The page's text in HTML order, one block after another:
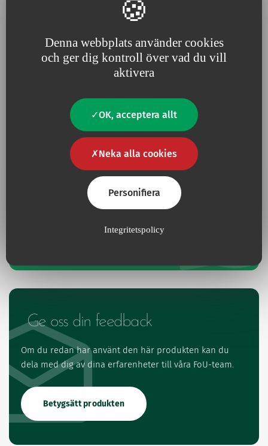
Denna webbplats använder cookies
och ger dig kontroll över vad du vill
aktivera
OK, acceptera allt
Neka alla cookies
Personifiera
Integritetspolicy
The key of the stopcock can only turn on 90°. If the key is
directed towards the male Luer-lock end, the stopcock is in
an open position; if the key is turned laterally by 90°, it is in a
closed position.
Maximum pressure resistance: 15 bar
Har du en fråga?
Kontakta oss
Ge oss din feedback
Om du redan har använt den här produkten kan du
dela med dig av dina erfarenheter till våra FoU-team.
Betygsätt produkten